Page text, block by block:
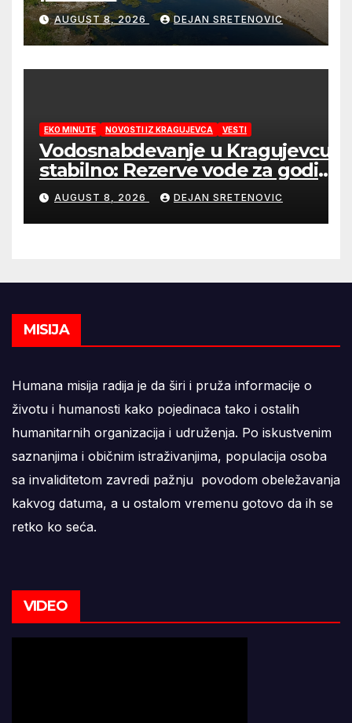
AUGUST 8, 2026 DEJAN SRETENOVIC
EKO MINUTE NOVOSTI IZ KRAGUJEVCA VESTI
Vodosnabdevanje u Kragujevcu
stabilno: Rezerve vode za godinu
dana
AUGUST 8, 2026 DEJAN SRETENOVIC
MISIJA
Humana misija radija je da širi i pruža informacije o
životu i humanosti kako pojedinaca tako i ostalih
humanitarnih organizacija i udruženja. Po iskustvenim
saznanjima i običnim istraživanjima, populacija osoba
sa invaliditetom zavredi pažnju povodom obeležavanja
kakvog datuma, a u ostalom vremenu gotovo da ih se
retko ko seća.
VIDEO